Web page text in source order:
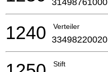
Verteiler
1240 33498220020
Stift